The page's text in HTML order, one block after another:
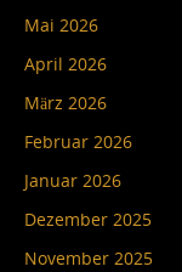
Mai 2026
April 2026
März 2026
Februar 2026
Januar 2026
Dezember 2025
November 2025